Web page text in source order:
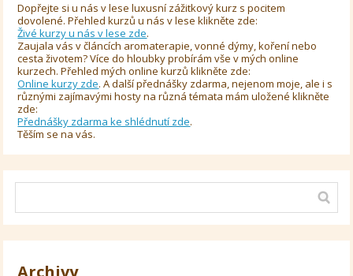
Dopřejte si u nás v lese luxusní zážitkový kurz s pocitem
dovolené. Přehled kurzů u nás v lese klikněte zde:
Živé kurzy u nás v lese zde.
Zaujala vás v článcích aromaterapie, vonné dýmy, koření nebo
cesta životem? Více do hloubky probírám vše v mých online
kurzech. Přehled mých online kurzů klikněte zde:
Online kurzy zde. A další přednášky zdarma, nejenom moje, ale i s
různými zajímavými hosty na různá témata mám uložené klikněte
zde:
Přednášky zdarma ke shlédnutí zde.
Těším se na vás.